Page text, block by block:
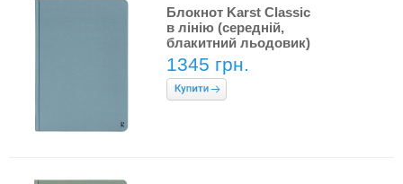
Блокнот Karst Classic
в лінію (середній,
блакитний льодовик)
1345 грн.